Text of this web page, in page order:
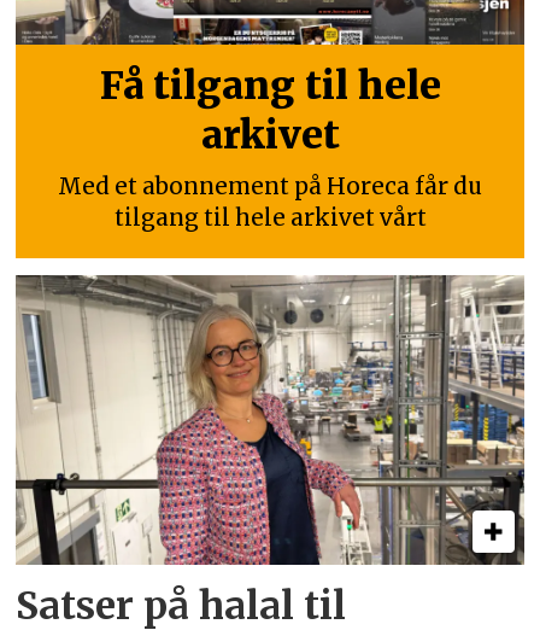
Få tilgang til hele
arkivet
Med et abonnement på Horeca får du
tilgang til hele arkivet vårt
Satser på halal til